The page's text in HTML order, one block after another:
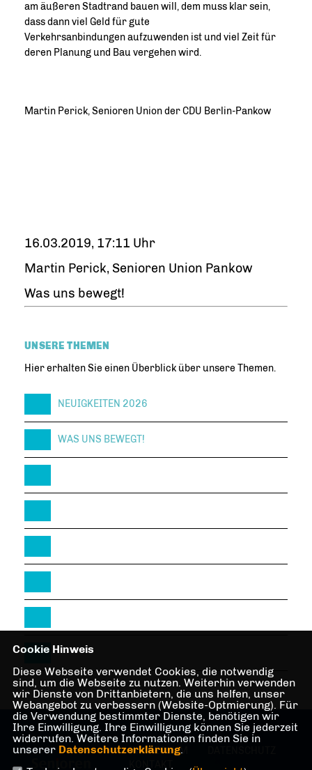
am äußeren Stadtrand bauen will, dem muss klar sein,
dass dann viel Geld für gute
Verkehrsanbindungen aufzuwenden ist und viel Zeit für
deren Planung und Bau vergehen wird.
Martin Perick, Senioren Union der CDU Berlin-Pankow
16.03.2019, 17:11 Uhr
Martin Perick, Senioren Union Pankow
Was uns bewegt!
UNSERE THEMEN
Hier erhalten Sie einen Überblick über unsere Themen.
NEUIGKEITEN 2026
WAS UNS BEWEGT!
IMPRESSUM
Cookie Hinweis
Diese Webseite verwendet Cookies, die notwendig
sind, um die Webseite zu nutzen. Weiterhin verwenden
wir Dienste von Drittanbietern, die uns helfen, unser
Webangebot zu verbessern (Website-Optmierung). Für
die Verwendung bestimmter Dienste, benötigen wir
Ihre Einwilligung. Ihre Einwilligung können Sie jederzeit
widerrufen. Weitere Informationen finden Sie in
unserer Datenschutzerklärung.